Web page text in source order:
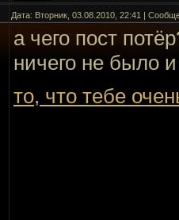
лишние
Дата: Вторник, 03.08.2010, 22:41 |
а чего пост
ничего не было
то, что тебе